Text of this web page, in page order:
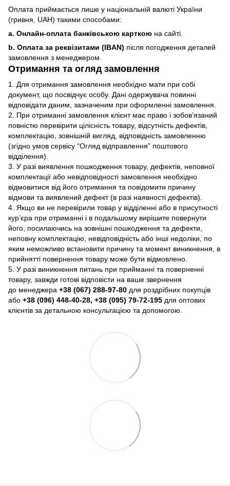
Оплата приймається лише у національній валюті України
(гривня, UAH) такими способами:
a. Онлайн-оплата банківською карткою на сайті.
b. Оплата за реквізитами (IBAN) після погодження деталей
замовлення з менеджером.
Отримання та огляд замовлення
1. Для отримання замовлення необхідно мати при собі
документ, що посвідчує особу. Дані одержувача повинні
відповідати даним, зазначеним при оформленні замовлення.
2. При отриманні замовлення клієнт має право і зобов’язаний
повністю перевірити цілісність товару, відсутність дефектів,
комплектацію, зовнішній вигляд, відповідність замовленню
(згідно умов сервісу “Огляд відправлення” поштового
відділення).
3. У разі виявлення пошкодження товару, дефектів, неповної
комплектації або невідповідності замовлення необхідно
відмовитися від його отримання та повідомити причину
відмови та виявлений дефект (в разі наявності дефектів).
4. Якщо ви не перевірили товар у відділенні або в присутності
кур’єра при отриманні і в подальшому вирішите повернути
його, посилаючись на зовнішні пошкодження та дефекти,
неповну комплектацію, невідповідність або інші недоліки, по
яким неможливо встановити причину та момент виникнення, в
прийнятті повернення товару може бути відмовлено.
5. У разі виникнення питань при прийманні та поверненні
товару, завжди готові відповісти на ваше звернення
до менеджера +38 (067) 288-97-80 для роздрібних покупців
або +38 (096) 448-40-28, +38 (095) 79-72-195 для оптових
клієнтів за детальною консультацією та допомогою.